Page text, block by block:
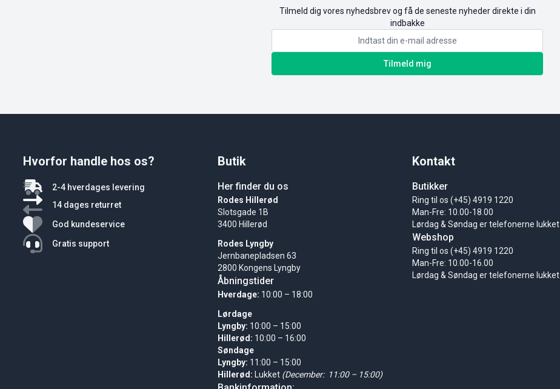
Tilmeld dig vores nyhedsbrev og få de seneste nyheder direkte i din
indbakke
Tilmeld mig
Butik
Her finder du os
Rodes Hillerød
Slotsgade 1B
3400 Hillerød
Rodes Lyngby
Jernbanepladsen 63
2800 Kongens Lyngby
Åbningstider
Hverdage: 10:00 – 18:00
Lørdage
Lyngby: 10:00 – 15:00
Hillerød: 10:00 – 16:00
Søndage
Lyngby: 11:00 – 15:00
Hillerød: Lukket (December: 11:00 – 15:00)
Kontakt
Butikker
Ring til os (+45) 4919 1220
Man-Fre: 10.00-18.00
Lørdag & Søndag er telefonerne lukket
Webshop
Ring til os (+45) 4919 1220
Man-Fre: 10.00-16.00
Lørdag & Søndag er telefonerne lukket
Hvorfor handle hos os?
2-4 hverdages levering
14 dages returret
God kundeservice
Gratis support